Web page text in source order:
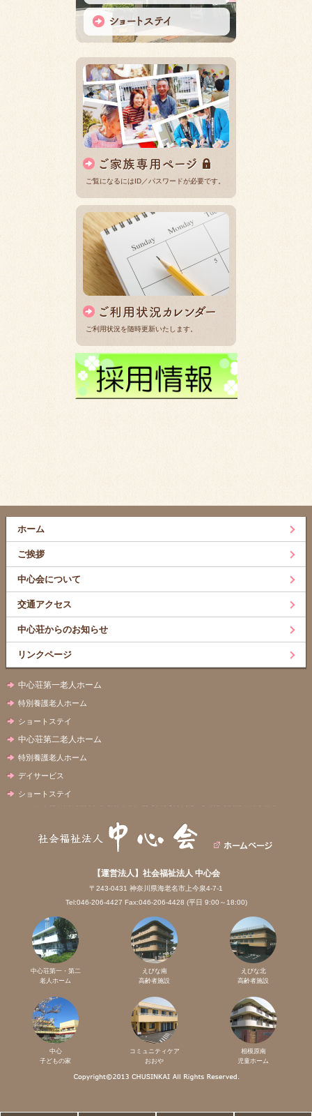
ご覧になるにはID／パスワードが必要です。
ご利用状況を随時更新いたします。
ホーム
ご挨拶
中心会について
交通アクセス
中心荘からのお知らせ
リンクページ
中心荘第一老人ホーム
特別養護老人ホーム
ショートステイ
中心荘第二老人ホーム
特別養護老人ホーム
デイサービス
ショートステイ
【運営法人】社会福祉法人 中心会
〒243-0431 神奈川県海老名市上今泉4-7-1
Tel:046-206-4427 Fax:046-206-4428 (平日 9:00～18:00)
中心荘第一・第二
老人ホーム
えびな南
高齢者施設
えびな北
高齢者施設
中心
子どもの家
コミュニティケア
おおや
相模原南
児童ホーム